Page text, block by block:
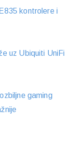
kontrolere i
uz Ubiquiti UniFi
gaming